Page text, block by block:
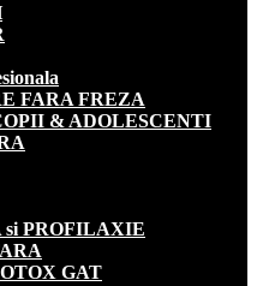
FARA FREZA
& ADOLESCENTI
PROFILAXIE
GAT